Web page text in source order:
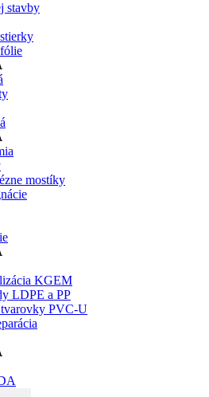
stavby
mostíky
KGEM
LDPE a PP
PVC-U